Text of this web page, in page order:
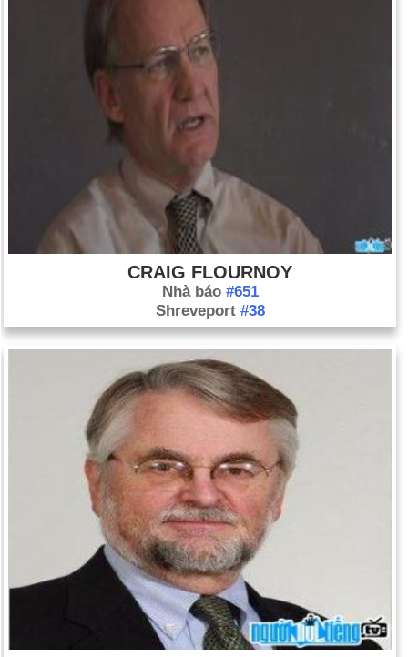
CRAIG FLOURNOY
Nhà báo #651
Shreveport #38